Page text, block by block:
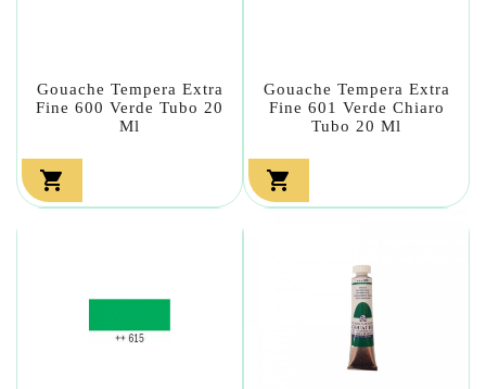
Gouache Tempera Extra
Fine 600 Verde Tubo 20
Ml

Gouache Tempera Extra
Fine 601 Verde Chiaro
Tubo 20 Ml
